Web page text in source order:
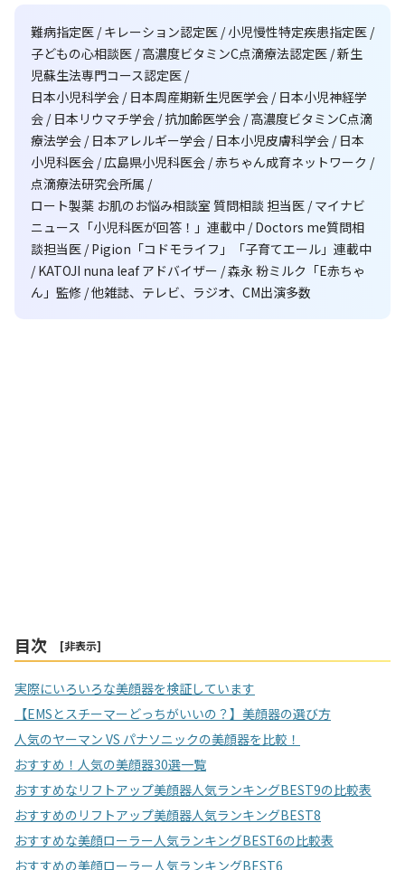
難病指定医 / キレーション認定医 / 小児慢性特定疾患指定医 /
子どもの心相談医 / 高濃度ビタミンC点滴療法認定医 / 新生
児蘇生法専門コース認定医 /
日本小児科学会 / 日本周産期新生児医学会 / 日本小児神経学
会 / 日本リウマチ学会 / 抗加齢医学会 / 高濃度ビタミンC点滴
療法学会 / 日本アレルギー学会 / 日本小児皮膚科学会 / 日本
小児科医会 / 広島県小児科医会 / 赤ちゃん成育ネットワーク /
点滴療法研究会所属 /
ロート製薬 お肌のお悩み相談室 質問相談 担当医 / マイナビ
ニュース「小児科医が回答！」連載中 / Doctors me質問相
談担当医 / Pigion「コドモライフ」「子育てエール」連載中
/ KATOJI nuna leaf アドバイザー / 森永 粉ミルク「E赤ちゃ
ん」監修 / 他雑誌、テレビ、ラジオ、CM出演多数
目次 [非表示]
実際にいろいろな美顔器を検証しています
【EMSとスチーマーどっちがいいの？】美顔器の選び方
人気のヤーマン VS パナソニックの美顔器を比較！
おすすめ！人気の美顔器30選一覧
おすすめなリフトアップ美顔器人気ランキングBEST9の比較表
おすすめのリフトアップ美顔器人気ランキングBEST8
おすすめな美顔ローラー人気ランキングBEST6の比較表
おすすめの美顔ローラー人気ランキングBEST6